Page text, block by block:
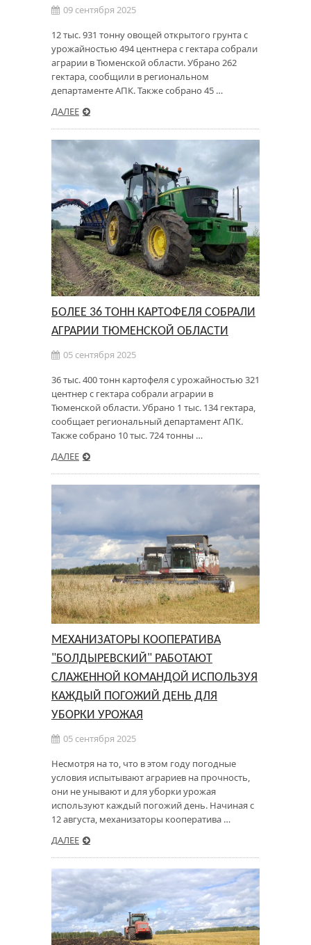
09 сентября 2025
12 тыс. 931 тонну овощей открытого грунта с
урожайностью 494 центнера с гектара собрали
аграрии в Тюменской области. Убрано 262
гектара, сообщили в региональном
департаменте АПК. Также собрано 45 …
ДАЛЕЕ
БОЛЕЕ 36 ТОНН КАРТОФЕЛЯ СОБРАЛИ
АГРАРИИ ТЮМЕНСКОЙ ОБЛАСТИ
05 сентября 2025
36 тыс. 400 тонн картофеля с урожайностью 321
центнер с гектара собрали аграрии в
Тюменской области. Убрано 1 тыс. 134 гектара,
сообщает региональный департамент АПК.
Также собрано 10 тыс. 724 тонны …
ДАЛЕЕ
МЕХАНИЗАТОРЫ КООПЕРАТИВА
"БОЛДЫРЕВСКИЙ" РАБОТАЮТ
СЛАЖЕННОЙ КОМАНДОЙ ИСПОЛЬЗУЯ
КАЖДЫЙ ПОГОЖИЙ ДЕНЬ ДЛЯ
УБОРКИ УРОЖАЯ
05 сентября 2025
Несмотря на то, что в этом году погодные
условия испытывают аграриев на прочность,
они не унывают и для уборки урожая
используют каждый погожий день. Начиная с
12 августа, механизаторы кооператива …
ДАЛЕЕ